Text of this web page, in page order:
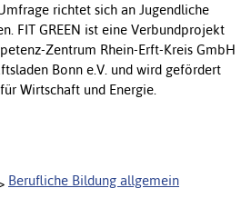
richtet sich an Jugendliche
FIT GREEN ist eine Verbundprojekt
Zentrum Rhein-Erft-Kreis GmbH
Bonn e.V. und wird gefördert
Wirtschaft und Energie.
Berufliche Bildung allgemein